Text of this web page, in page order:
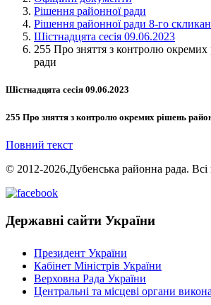
Рішення районної ради
Рішення районної ради 8-го
Шістнадцята сесія 09.06.2023
255 Про зняття з контролю окремих
ради
Шістнадцята сесія 09.06.2023
255 Про зняття з контролю окремих рішень
Повний текст
© 2012-2026.Дубенська районна рада. Всі
Державні сайти України
Президент України
Кабінет Міністрів України
Верховна Рада України
Центральні та місцеві органи